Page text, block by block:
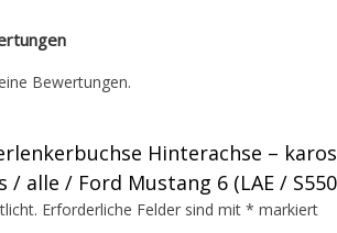
Bewertungen.
Hinterachse –
alle / Ford Mustang 6 (LAE /
Erforderliche Felder sind mit * markiert